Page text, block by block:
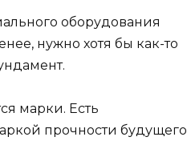
оборудования
нужно хотя бы как-то
марки. Есть
прочности будущего